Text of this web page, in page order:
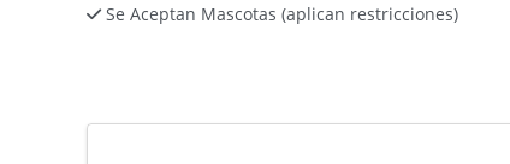
Se Aceptan Mascotas (aplican restricciones)